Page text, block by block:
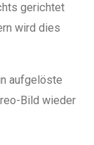
gerichtet
wird dies
aufgelöste
Bild wieder